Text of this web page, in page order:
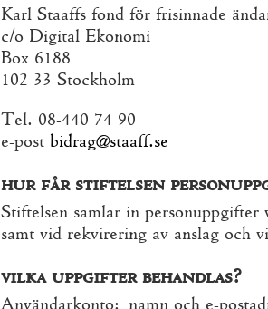
Karl Staaffs fond för frisinnade
c/o Digital Ekonomi
Box 6188
102 33 Stockholm
Tel. 08-440 74 90
e-post bidrag@staaff.se
hur får stiftelsen
Stiftelsen samlar in
samt vid rekvirering av anslag och
vilka uppgifter behandlas?